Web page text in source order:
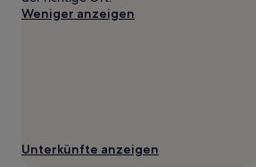
und
gelten.
Weniger anzeigen
Unterkünfte anzeigen